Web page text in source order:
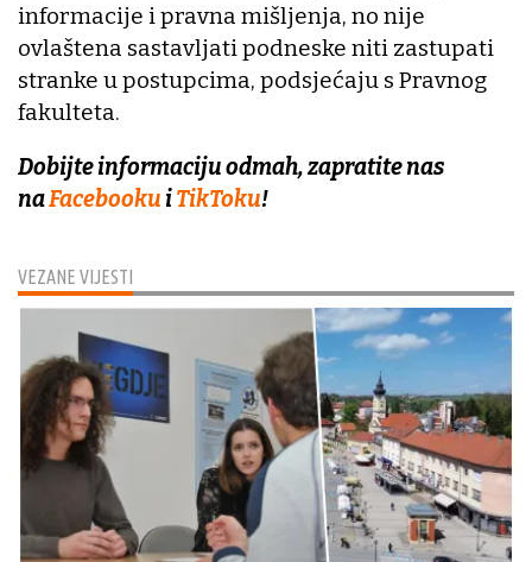
VEZANE VIJESTI
informacije i pravna mišljenja, no nije
ovlaštena sastavljati podneske niti zastupati
stranke u postupcima, podsjećaju s Pravnog
fakulteta.
Dobijte informaciju odmah, zapratite nas
naFacebookuiTikToku!